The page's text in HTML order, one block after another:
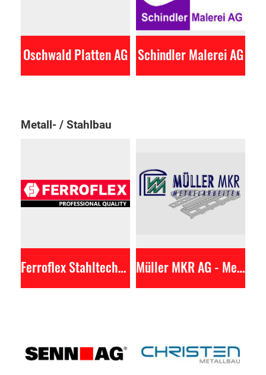
Oschwald Platten AG Schindler Malerei AG
Metall- / Stahlbau
Ferroflex Stahltechnik AG Müller MKR AG - Metallarbeiten